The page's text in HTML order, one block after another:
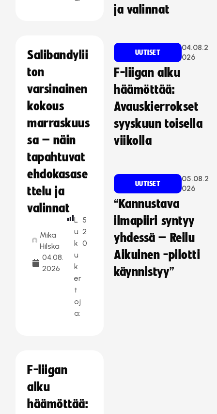
Salibandylii
ton
varsinainen
kokous
marraskuus
sa – näin
tapahtuvat
ehdokasase
ttelu ja
valinnat
Mika
Hilska
04.08.
2026
L
u
k
u
k
er
t
oj
a:
5
2
0
F-liigan
alku
häämöttää:
ja valinnat
UUTISET
04.08.2
026
F-liigan alku
häämöttää:
Avauskierrokset
syyskuun toisella
viikolla
UUTISET
05.08.2
026
“Kannustava
ilmapiiri syntyy
yhdessä – Reilu
Aikuinen -pilotti
käynnistyy”